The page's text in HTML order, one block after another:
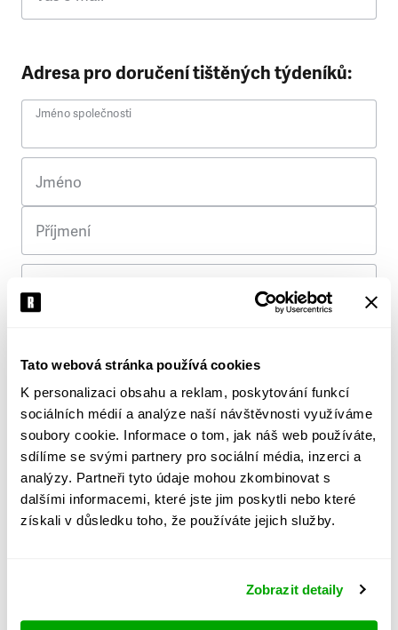
Tato webová stránka používá cookies
K personalizaci obsahu a reklam, poskytování funkcí
sociálních médií a analýze naší návštěvnosti využíváme
soubory cookie. Informace o tom, jak náš web používáte,
sdílíme se svými partnery pro sociální média, inzerci a
analýzy. Partneři tyto údaje mohou zkombinovat s
dalšími informacemi, které jste jim poskytli nebo které
získali v důsledku toho, že používáte jejich služby.
Zobrazit detaily
Adresa pro doručení tištěných týdeníků:
Jméno společnosti
Jméno
Příjmení
Ulice
Město
PSČ
Stát